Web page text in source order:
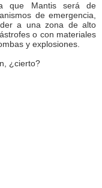
que Mantis será de
de emergencia,
a una zona de alto
o con materiales
y explosiones.
¿cierto?